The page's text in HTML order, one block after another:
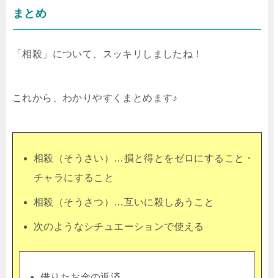
まとめ
「相殺」について、スッキリしましたね！
これから、わかりやすくまとめます♪
相殺（そうさい）…損と得とをゼロにすること・
チャラにすること
相殺（そうさつ）…互いに殺しあうこと
次のようなシチュエーションで使える